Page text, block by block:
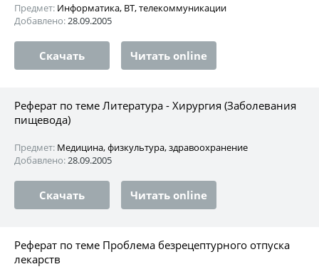
Предмет: Информатика, ВТ, телекоммуникации
Добавлено:28.09.2005
Скачать Читать online
Реферат по теме Литература - Хирургия (Заболевания
пищевода)
Предмет: Медицина, физкультура, здравоохранение
Добавлено:28.09.2005
Скачать Читать online
Реферат по теме Проблема безрецептурного отпуска
лекарств